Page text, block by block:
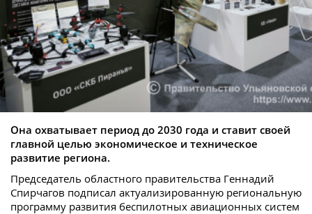
Она охватывает период до 2030 года и ставит своей
главной целью экономическое и техническое
развитие региона.
Председатель областного правительства Геннадий
Спирчагов подписал актуализированную региональную
программу развития беспилотных авиационных систем